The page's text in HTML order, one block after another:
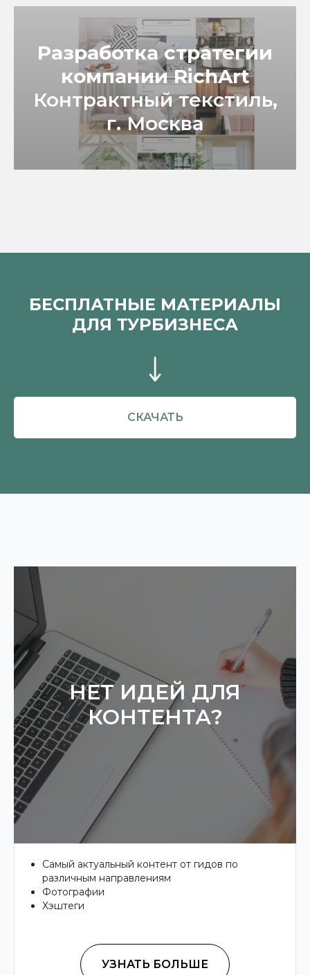
Разработка стратегии
компании RichArt
Контрактный текстиль,
г. Москва
БЕСПЛАТНЫЕ МАТЕРИАЛЫ
ДЛЯ ТУРБИЗНЕСА
СКАЧАТЬ
НЕТ ИДЕЙ ДЛЯ
КОНТЕНТА?
Самый актуальный контент от гидов по
различным направлениям
Фотографии
Хэштеги
УЗНАТЬ БОЛЬШЕ